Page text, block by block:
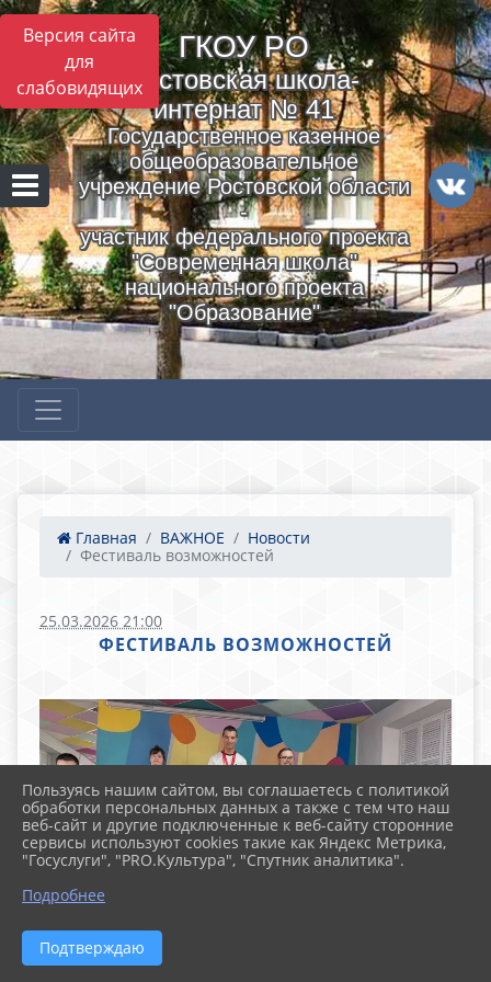
Версия сайта
для
слабовидящих
ГКОУ РO
Ростовская школа-
интернат № 41
Государственное казенное
общеобразовательное
учреждение Ростовской области
-
участник федерального проекта
"Современная школа"
национального проекта
"Образование"
Главная ВАЖНОЕ
Новости
Фестиваль возможностей
25.03.2026 21:00
ФЕСТИВАЛЬ ВОЗМОЖНОСТЕЙ
Пользуясь нашим сайтом, вы соглашаетесь с политикой
обработки персональных данных а также с тем что наш
веб-сайт и другие подключенные к веб-сайту сторонние
сервисы используют cookies такие как Яндекс Метрика,
"Госуслуги", "PRO.Культура", "Спутник аналитика".
Подробнее
Подтверждаю